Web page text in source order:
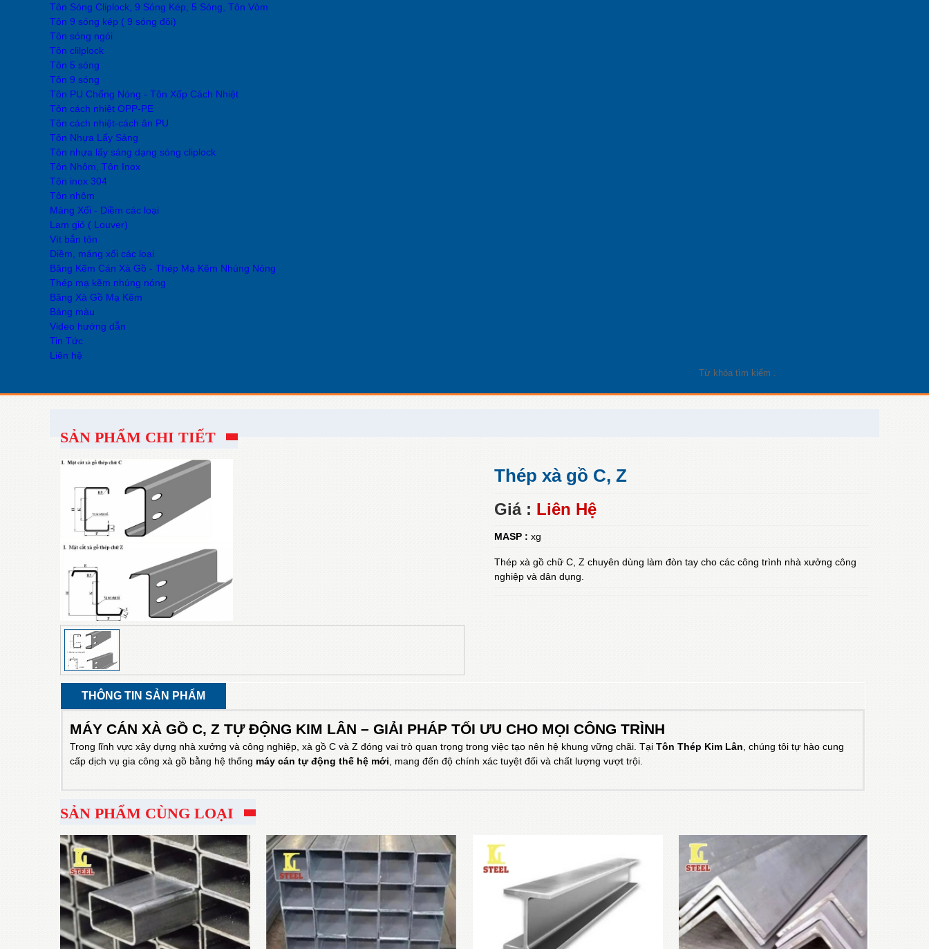
Tôn Sóng Cliplock, 9 Sóng Kép, 5 Sóng, Tôn Vòm
Tôn 9 sóng kép ( 9 sóng đôi)
Tôn sóng ngói
Tôn clilplock
Tôn 5 sóng
Tôn 9 sóng
Tôn PU Chống Nóng - Tôn Xốp Cách Nhiệt
Tôn cách nhiệt OPP-PE
Tôn cách nhiệt-cách ân PU
Tôn Nhựa Lấy Sáng
Tôn nhựa lấy sáng dạng sóng cliplock
Tôn Nhôm, Tôn Inox
Tôn inox 304
Tôn nhôm
Máng Xối - Diềm các loại
Lam gió ( Louver)
Vít bắn tôn
Diềm, máng xối các loại
Băng Kẽm Cán Xà Gồ - Thép Mạ Kẽm Nhúng Nóng
Thép mạ kẽm nhúng nóng
Băng Xà Gồ Mạ Kẽm
Bảng màu
Video hướng dẫn
Tin Tức
Liên hệ
SẢN PHẨM CHI TIẾT
Thép xà gồ C, Z
Giá : Liên Hệ
MASP : xg
Thép xà gồ chữ C, Z chuyên dùng làm đòn tay cho các công trình nhà xưởng công
nghiệp và dân dụng.
THÔNG TIN SẢN PHẨM
MÁY CÁN XÀ GỒ C, Z TỰ ĐỘNG KIM LÂN – GIẢI PHÁP TỐI ƯU CHO MỌI CÔNG TRÌNH
Trong lĩnh vực xây dựng nhà xưởng và công nghiệp, xà gồ C và Z đóng vai trò quan trọng trong việc tạo nên hệ khung vững chãi. Tại Tôn Thép Kim Lân , chúng tôi tự hào cung
cấp dịch vụ gia công xà gồ bằng hệ thống máy cán tự động thế hệ mới , mang đến độ chính xác tuyệt đối và chất lượng vượt trội.
SẢN PHẨM CÙNG LOẠI